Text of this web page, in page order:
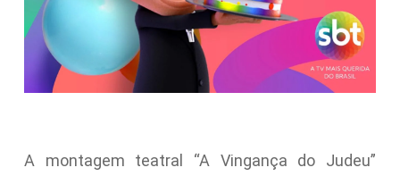
A montagem teatral “A Vingança do Judeu”